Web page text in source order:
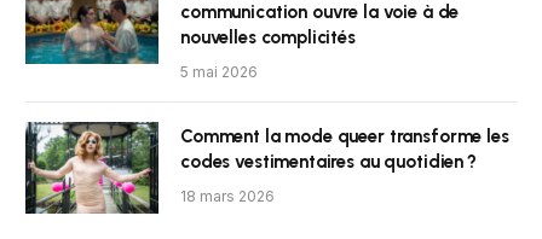
communication ouvre la voie à de
nouvelles complicités
5 mai 2026
Comment la mode queer transforme les
codes vestimentaires au quotidien ?
18 mars 2026